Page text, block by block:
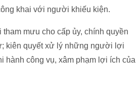
khai với người khiếu kiện.
mưu cho cấp ủy, chính quyền
kiên quyết xử lý những người lợi
hành công vụ, xâm phạm lợi ích của